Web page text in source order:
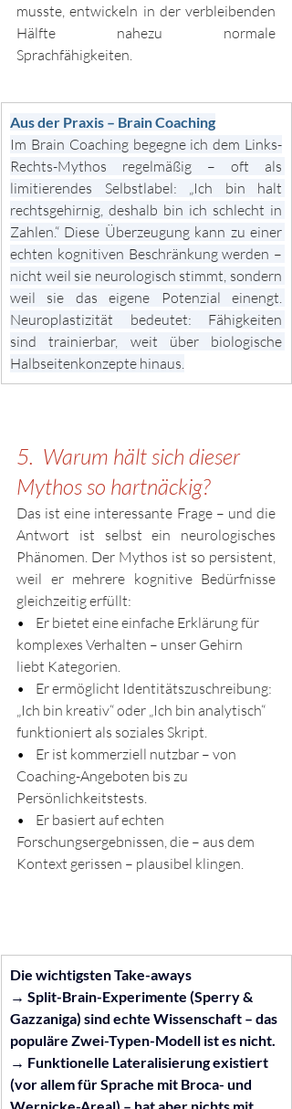
musste, entwickeln in der verbleibenden
Hälfte nahezu normale
Sprachfähigkeiten.
Aus der Praxis – Brain Coaching
Im Brain Coaching begegne ich dem Links-
Rechts-Mythos regelmäßig – oft als
limitierendes Selbstlabel: „Ich bin halt
rechtsgehirnig, deshalb bin ich schlecht in
Zahlen.“ Diese Überzeugung kann zu einer
echten kognitiven Beschränkung werden –
nicht weil sie neurologisch stimmt, sondern
weil sie das eigene Potenzial einengt.
Neuroplastizität bedeutet: Fähigkeiten
sind trainierbar, weit über biologische
Halbseitenkonzepte hinaus.
5.  Warum hält sich dieser
Mythos so hartnäckig?
Das ist eine interessante Frage – und die
Antwort ist selbst ein neurologisches
Phänomen. Der Mythos ist so persistent,
weil er mehrere kognitive Bedürfnisse
gleichzeitig erfüllt:
• Er bietet eine einfache Erklärung für
komplexes Verhalten – unser Gehirn
liebt Kategorien.
• Er ermöglicht Identitätszuschreibung:
„Ich bin kreativ“ oder „Ich bin analytisch“
funktioniert als soziales Skript.
• Er ist kommerziell nutzbar – von
Coaching-Angeboten bis zu
Persönlichkeitstests.
• Er basiert auf echten
Forschungsergebnissen, die – aus dem
Kontext gerissen – plausibel klingen.
Die wichtigsten Take-aways
→ Split-Brain-Experimente (Sperry &
Gazzaniga) sind echte Wissenschaft – das
populäre Zwei-Typen-Modell ist es nicht.
→ Funktionelle Lateralisierung existiert
(vor allem für Sprache mit Broca- und